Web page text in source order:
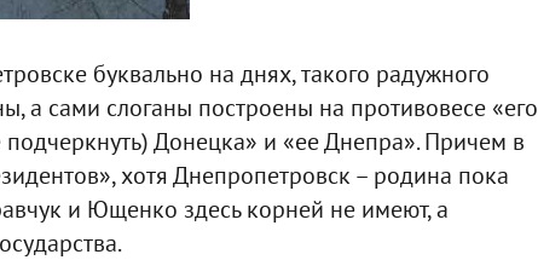
буквально на днях, такого радужного
а сами слоганы построены на противовесе «его
Донецка» и «ее Днепра». Причем в
хотя Днепропетровск – родина пока
и Ющенко здесь корней не имеют, а